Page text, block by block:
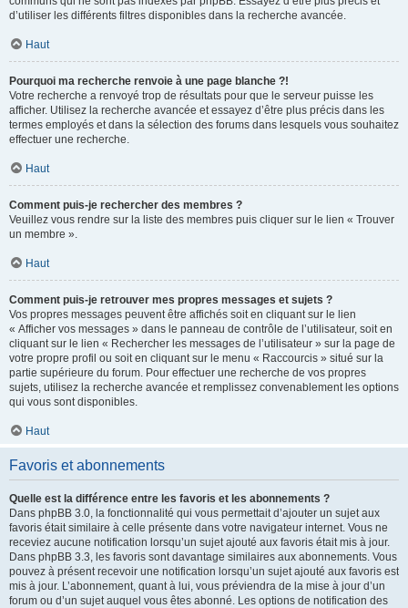
d’utiliser les différents filtres disponibles dans la recherche avancée.
Haut
Pourquoi ma recherche renvoie à une page blanche ?!
Votre recherche a renvoyé trop de résultats pour que le serveur puisse les
afficher. Utilisez la recherche avancée et essayez d’être plus précis dans les
termes employés et dans la sélection des forums dans lesquels vous souhaitez
effectuer une recherche.
Haut
Comment puis-je rechercher des membres ?
Veuillez vous rendre sur la liste des membres puis cliquer sur le lien « Trouver
un membre ».
Haut
Comment puis-je retrouver mes propres messages et sujets ?
Vos propres messages peuvent être affichés soit en cliquant sur le lien
« Afficher vos messages » dans le panneau de contrôle de l’utilisateur, soit en
cliquant sur le lien « Rechercher les messages de l’utilisateur » sur la page de
votre propre profil ou soit en cliquant sur le menu « Raccourcis » situé sur la
partie supérieure du forum. Pour effectuer une recherche de vos propres
sujets, utilisez la recherche avancée et remplissez convenablement les options
qui vous sont disponibles.
Haut
Favoris et abonnements
Quelle est la différence entre les favoris et les abonnements ?
Dans phpBB 3.0, la fonctionnalité qui vous permettait d’ajouter un sujet aux
favoris était similaire à celle présente dans votre navigateur internet. Vous ne
receviez aucune notification lorsqu’un sujet ajouté aux favoris était mis à jour.
Dans phpBB 3.3, les favoris sont davantage similaires aux abonnements. Vous
pouvez à présent recevoir une notification lorsqu’un sujet ajouté aux favoris est
mis à jour. L’abonnement, quant à lui, vous préviendra de la mise à jour d’un
forum ou d’un sujet auquel vous êtes abonné. Les options de notification des